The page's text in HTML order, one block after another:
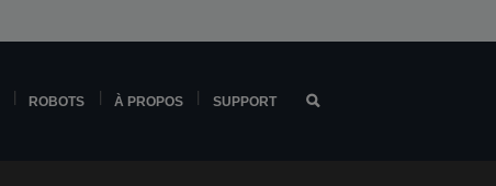
ROBOTS À PROPOS SUPPORT